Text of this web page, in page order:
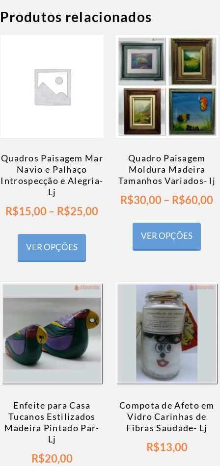
Produtos relacionados
Quadros Paisagem Mar
Navio e Palhaço
Introspecção e Alegria-
Lj
R$15,00– R$25,00
VER OPÇÕES
Quadro Paisagem
Moldura Madeira
Tamanhos Variados- lj
R$30,00– R$60,00
VER OPÇÕES
Enfeite para Casa
Tucanos Estilizados
Madeira Pintado Par-
Lj
R$20,00
Compota de Afeto em
Vidro Carinhas de
Fibras Saudade- Lj
R$13,00